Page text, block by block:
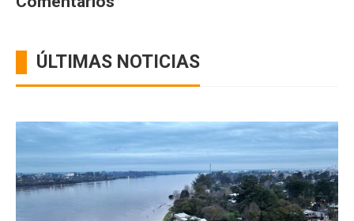
ÚLTIMAS NOTICIAS